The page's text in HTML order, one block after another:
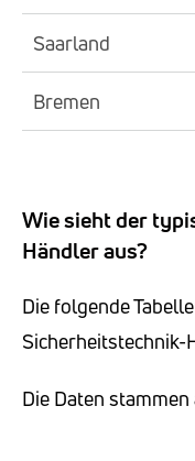
Saarland
Bremen
Wie sieht der
Händler aus?
Die folgende
Sicherheitstechnik-
Die Daten